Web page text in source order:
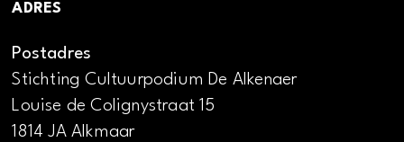
ADRES
Postadres
Stichting Cultuurpodium De Alkenaer
Louise de Colignystraat 15
1814 JA Alkmaar